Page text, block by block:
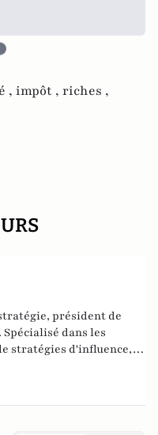
, impôt , riches ,
président de
dans les
stratégies d'influence, il
Po et Assas. Il est
auteur de plusieurs